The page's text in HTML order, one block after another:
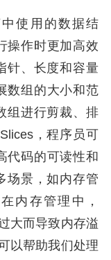
使用的数据结
操作时更加高效
针、长度和容量
数组的大小和范
组进行剪裁、排
，程序员可
代码的可读性和
场景，如内存管
内存管理中，
大而导致内存溢
以帮助我们处理